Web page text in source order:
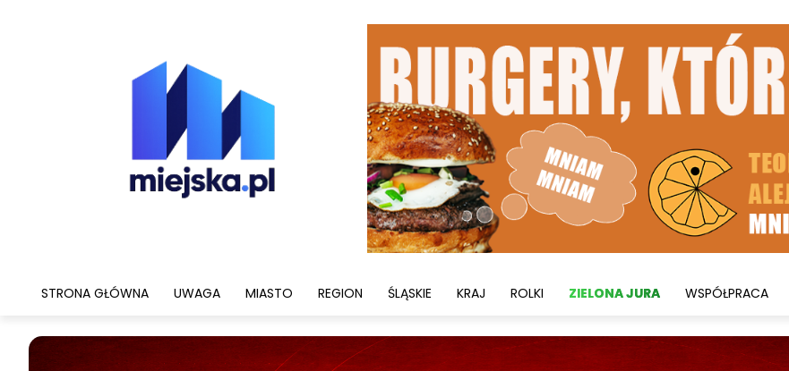
STRONA GŁÓWNA UWAGA MIASTO REGION ŚLĄSKIE KRAJ ROLKI ZIELONA JURA WSPÓŁPRACA